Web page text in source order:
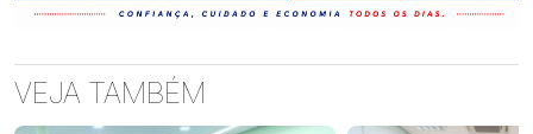
VEJA TAMBÉM